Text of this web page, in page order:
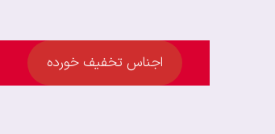
اجناس تخفیف خورده